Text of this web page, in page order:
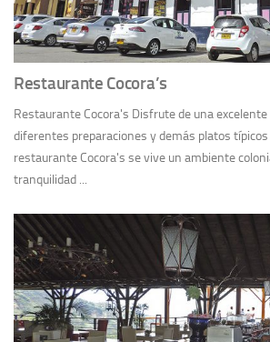
Restaurante Cocora’s
Restaurante Cocora's Disfrute de una
diferentes preparaciones y demás platos típicos
restaurante Cocora's se vive un ambiente
tranquilidad ...